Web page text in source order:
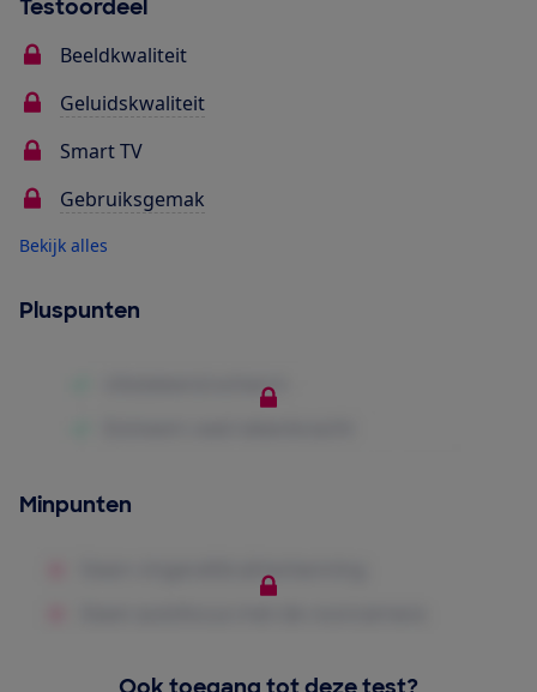
Testoordeel
Beeldkwaliteit
Geluidskwaliteit
Smart TV
Gebruiksgemak
Bekijk alles
Pluspunten
Minpunten